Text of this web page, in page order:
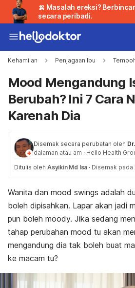
🍌 Masalah ereksi?
secara peribadi.
Kehamilan Penjagaan Ibu
Mood Mengandung
Berubah? Ini 7 Cara
Karenah Dia
Disemak secara perubatan oleh
dalaman atau am · Hello Health
Ditulis oleh Asyikin Md Isa · Disemak pada
Wanita dan mood swings adalah
boleh dipisahkan. Lapar akan jadi
pun boleh moody. Jika sedang
tahap perubahan mood tu akan
mengandung dia tak boleh buat
ke macam tu?